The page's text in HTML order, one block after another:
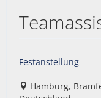
Festanstellung
Hamburg,